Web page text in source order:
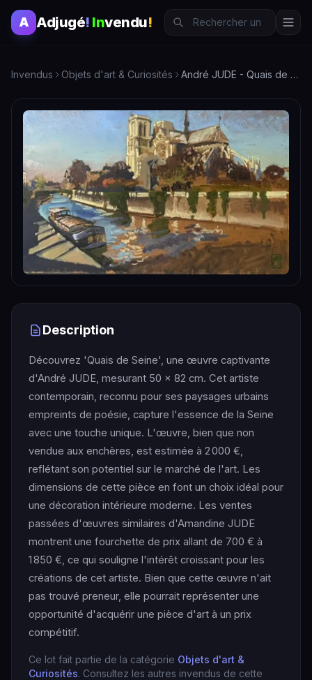
A Adjugé! Invendu!
Invendus Objets d'art & Curiosités André JUDE - Quais de Seine 50 x 82 - Œuvre d'art contemporaine
Description
Découvrez 'Quais de Seine', une œuvre captivante
d'André JUDE, mesurant 50 x 82 cm. Cet artiste
contemporain, reconnu pour ses paysages urbains
empreints de poésie, capture l'essence de la Seine
avec une touche unique. L'œuvre, bien que non
vendue aux enchères, est estimée à 2 000 €,
reflétant son potentiel sur le marché de l'art. Les
dimensions de cette pièce en font un choix idéal pour
une décoration intérieure moderne. Les ventes
passées d'œuvres similaires d'Amandine JUDE
montrent une fourchette de prix allant de 700 € à
1 850 €, ce qui souligne l'intérêt croissant pour les
créations de cet artiste. Bien que cette œuvre n'ait
pas trouvé preneur, elle pourrait représenter une
opportunité d'acquérir une pièce d'art à un prix
compétitif.
Ce lot fait partie de la catégorie Objets d'art &
Curiosités. Consultez les autres invendus de cette